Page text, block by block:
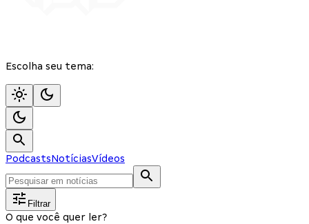
Escolha seu tema:
PodcastsNotíciasVídeos
Filtrar
O que você quer ler?